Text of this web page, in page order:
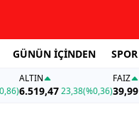
GÜNÜN İÇİNDEN SPOR
ALTIN
6.519,4723,38(%0,36)
FAİZ
39,99